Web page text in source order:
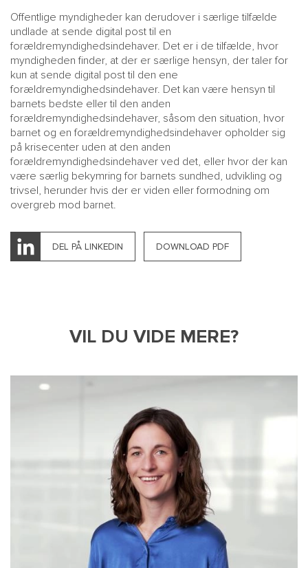
Offentlige myndigheder kan derudover i særlige tilfælde
undlade at sende digital post til en
forældremyndighedsindehaver. Det er i de tilfælde, hvor
myndigheden finder, at der er særlige hensyn, der taler for
kun at sende digital post til den ene
forældremyndighedsindehaver. Det kan være hensyn til
barnets bedste eller til den anden
forældremyndighedsindehaver, såsom den situation, hvor
barnet og en forældremyndighedsindehaver opholder sig
på krisecenter uden at den anden
forældremyndighedsindehaver ved det, eller hvor der kan
være særlig bekymring for barnets sundhed, udvikling og
trivsel, herunder hvis der er viden eller formodning om
overgreb mod barnet.
DEL PÅ LINKEDIN DOWNLOAD PDF
VIL DU VIDE MERE?